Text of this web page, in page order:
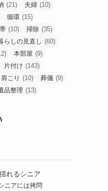
(21) 夫婦 (10)
循環 (15)
(10) 掃除 (35)
らしの見直し (60)
本部屋 (9)
片付け (143)
肩こり (10) 葬儀 (9)
品整理 (13)
れるシニア
ニアには拷問